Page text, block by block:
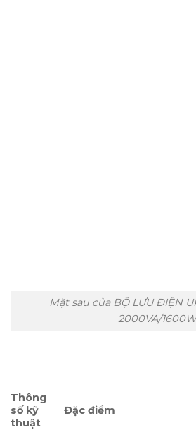
Mặt sau của BỘ LƯU ĐIỆN
2000VA/1600W
Thông
số kỹ
thuật
Đặc điểm